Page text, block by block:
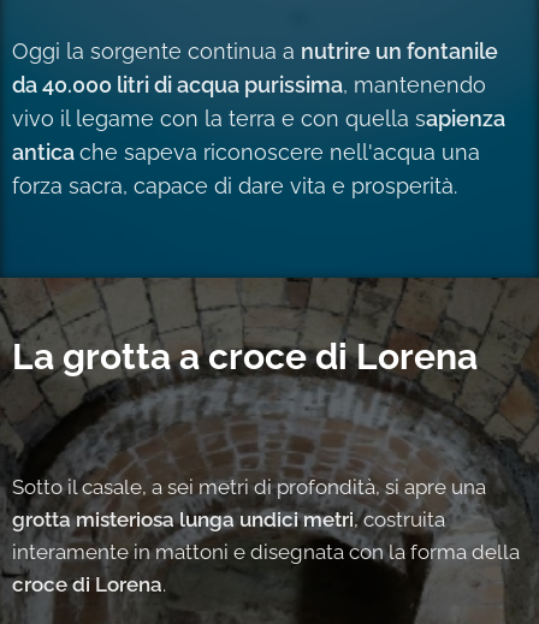
Oggi la sorgente continua a nutrire un fontanile
da 40.000 litri di acqua purissima, mantenendo
vivo il legame con la terra e con quella sapienza
anticache sapeva riconoscere nell'acqua una
forza sacra, capace di dare vita e prosperità.
La grotta a croce di Lorena
Sotto il casale, a sei metri di profondità, si apre una
grotta misteriosa lunga undici metri, costruita
interamente in mattoni e disegnata con la forma della
croce di Lorena.